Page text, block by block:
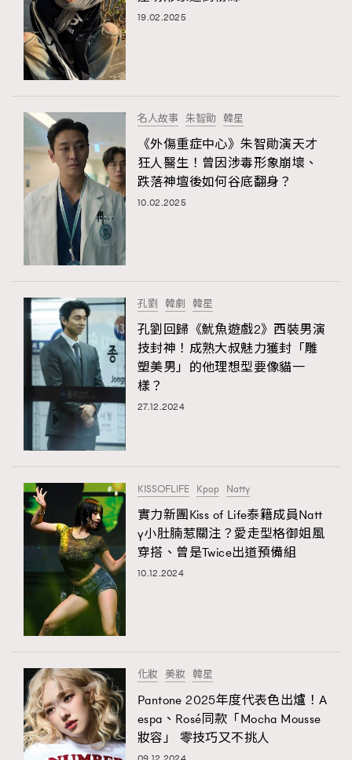
About us Collaboration Opportunity
Japan | Portugal | Spain
19.02.2025
名人故事 朱智勛 韓星
《外傷重症中心》朱智勛演天才
狂人醫生！曾因涉毒形象崩壞、
跌落神壇後如何谷底翻身？
10.02.2025
孔劉 韓劇 韓星
孔劉回歸《魷魚遊戲2》西裝男演
技封神！成熟大叔魅力獲封「雕
塑美男」的他理想型要像貓一
樣？
27.12.2024
KISSOFLIFE Kpop Natty
實力新團Kiss of Life泰籍成員Natt
y小肚腩惹關注？愛走型格御姐風
穿搭、曾是Twice出道預備組
10.12.2024
化妝 美妝 韓星
Pantone 2025年度代表色出爐！A
espa、Rosé同款「Mocha Mousse
妝容」 零技巧又不挑人